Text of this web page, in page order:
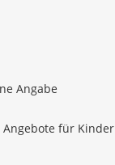
Angabe
für Kinder